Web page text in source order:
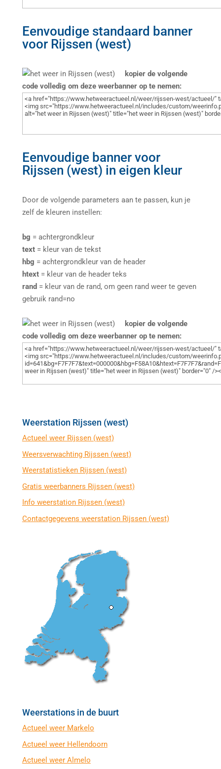
Eenvoudige standaard banner
voor Rijssen (west)
kopier de volgende
code volledig om deze weerbanner op te nemen:
Eenvoudige banner voor
Rijssen (west) in eigen kleur
Door de volgende parameters aan te passen, kun je
zelf de kleuren instellen:
bg = achtergrondkleur
text= kleur van de tekst
hbg = achtergrondkleur van de header
htext = kleur van de header teks
rand = kleur van de rand, om geen rand weer te geven
gebruik rand=no
kopier de volgende
code volledig om deze weerbanner op te nemen:
Weerstation Rijssen (west)
Actueel weer Rijssen (west)
Weersverwachting Rijssen (west)
Weerstatistieken Rijssen (west)
Gratis weerbanners Rijssen (west)
Info weerstation Rijssen (west)
Contactgegevens weerstation Rijssen (west)
Weerstations in de buurt
Actueel weer Markelo
Actueel weer Hellendoorn
Actueel weer Almelo